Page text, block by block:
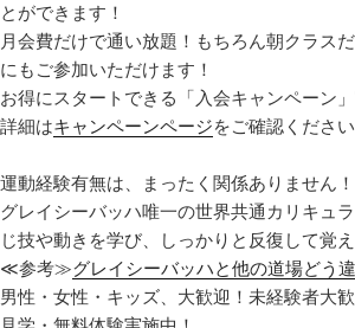
とができます！
月会費だけで通い放題！もちろん朝クラス
にもご参加いただけます！
お得にスタートできる「入会キャンペーン」
詳細はキャンペーンページをご確認ください
運動経験有無は、まったく関係ありません！
グレイシーバッハ唯一の世界共通カリキュ
じ技や動きを学び、しっかりと反復して覚
≪参考≫グレイシーバッハと他の道場どう
男性・女性・キッズ、大歓迎！未経験者大歓